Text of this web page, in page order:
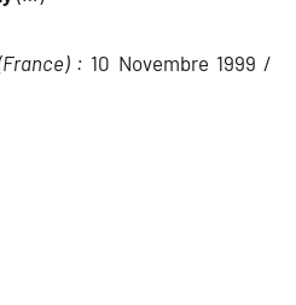
: 10 Novembre 1999 /